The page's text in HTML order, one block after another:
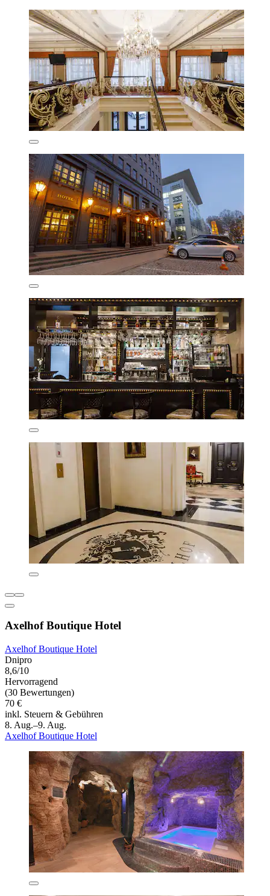
Axelhof Boutique Hotel
Axelhof Boutique Hotel
Dnipro
8,6/10
Hervorragend
(30 Bewertungen)
70 €
inkl. Steuern & Gebühren
8. Aug.–9. Aug.
Axelhof Boutique Hotel